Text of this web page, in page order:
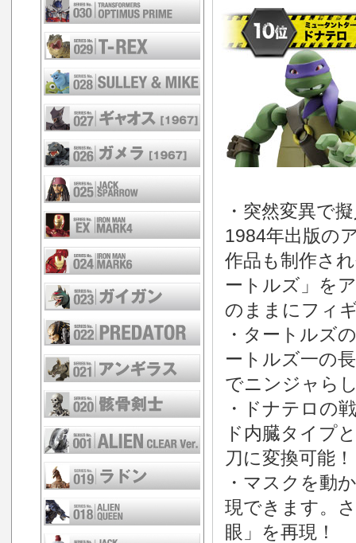
・突然変異で
1984年出版の
作品も制作さ
ートルズ」を
のままにフィ
・タートルズ
ートルズ一の
でニンジャら
・ドナテロの
ド内臓タイプ
刀に変換可能！
・マスクを動
現できます。
眼」を再現！